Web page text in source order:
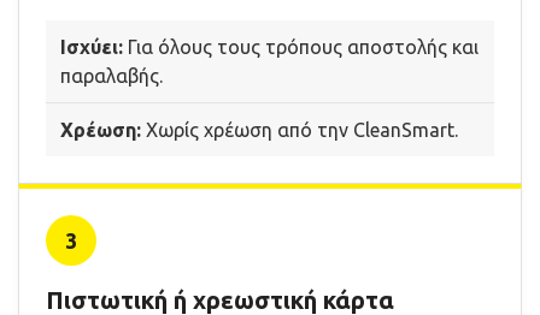
Ισχύει: Για όλους τους τρόπους αποστολής και
παραλαβής.
Χρέωση: Χωρίς χρέωση από την CleanSmart.
3
Πιστωτική ή χρεωστική κάρτα